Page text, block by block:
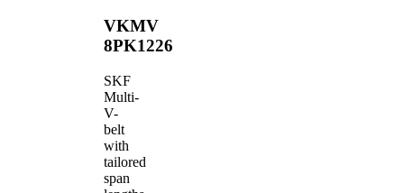
VKMV
8PK1226
SKF
Multi-
V-
belt
with
tailored
span